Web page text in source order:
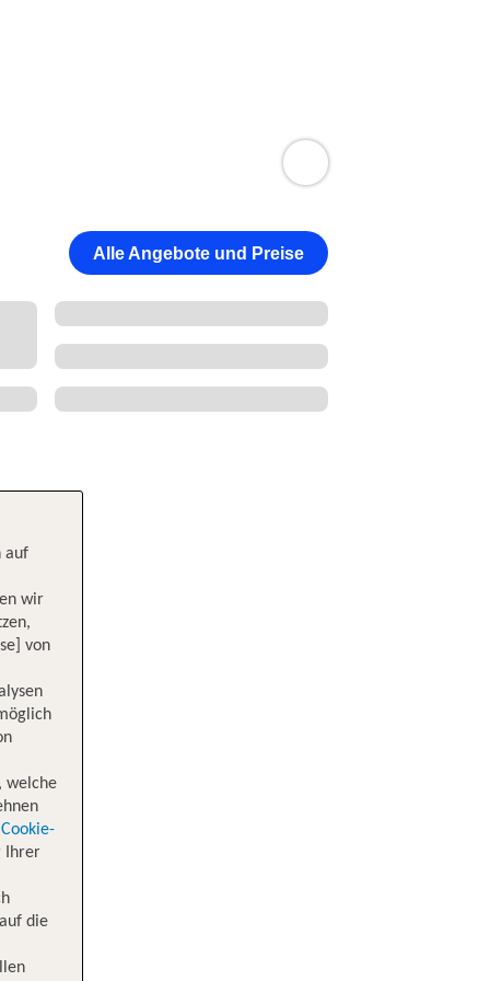
Alle Angebote und Preise
auf
wir
von
welche
Cookie-
Ihrer
die